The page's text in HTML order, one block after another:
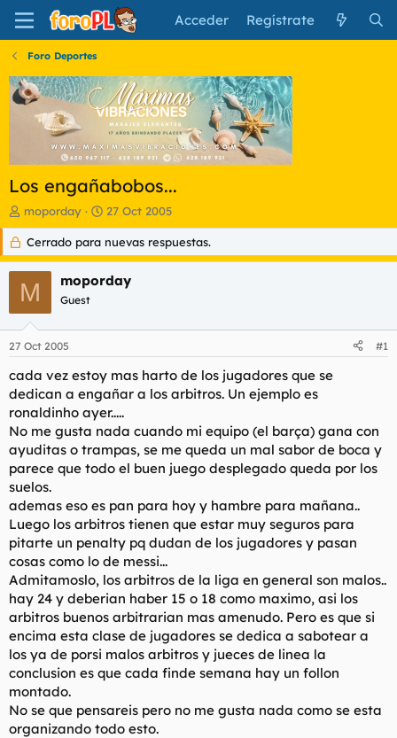
Acceder Regístrate
Foro Deportes
Los engañabobos...
I
n
c
i
a
d
o
d
t
e
m
a
moporday
F
e
c
h
a
d
i
o
27 Oct 2005
Cerrado para nuevas respuestas.
M moporday
Guest
27 Oct 2005 #1
cada vez estoy mas harto de los jugadores que se
dedican a engañar a los arbitros. Un ejemplo es
ronaldinho ayer.....
No me gusta nada cuando mi equipo (el barça) gana con
ayuditas o trampas, se me queda un mal sabor de boca y
parece que todo el buen juego desplegado queda por los
suelos.
ademas eso es pan para hoy y hambre para mañana..
Luego los arbitros tienen que estar muy seguros para
pitarte un penalty pq dudan de los jugadores y pasan
cosas como lo de messi...
Admitamoslo, los arbitros de la liga en general son malos..
hay 24 y deberian haber 15 o 18 como maximo, asi los
arbitros buenos arbitrarian mas amenudo. Pero es que si
encima esta clase de jugadores se dedica a sabotear a
los ya de porsi malos arbitros y jueces de linea la
conclusion es que cada finde semana hay un follon
montado.
No se que pensareis pero no me gusta nada como se esta
organizando todo esto.